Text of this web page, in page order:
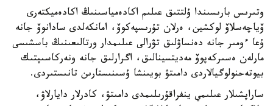
وتىرىس بارىسىندا ۇلتتىق عىلىم اكادەمياسىنىڭ اكادەميكتەرى
ۆياچەسلاۆ لوكشين، ەرلان تۇرىسپەكوۆ، امانكەلدى سادانوۆ جانە
ۇعا ءومىر جانە دەنساۋلىق تۋرالى عىلىمدار ورتالىعىنىڭ باسشىسى
مارلەن ەسىركەپوۆ مەديتسينالىق، اگرارلىق جانە ونەركاسىپتىك
بيوتەحنولوگيالاردى دامىتۋ بويىنشا ۇسىنىستارىن تانىستىردى.
ساراپشىلار عىلىمي ينفراقۇرىلىمدى دامىتۋ، كادرلار دايارلاۋ،